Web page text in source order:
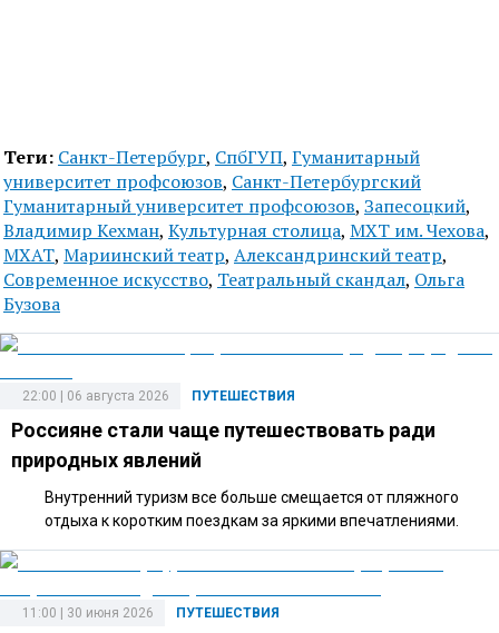
Теги: Санкт-Петербург, СпбГУП, Гуманитарный
университет профсоюзов, Санкт-Петербургский
Гуманитарный университет профсоюзов, Запесоцкий,
Владимир Кехман, Культурная столица, МХТ им. Чехова,
МХАТ, Мариинский театр, Александринский театр,
Современное искусство, Театральный скандал, Ольга
Бузова
ПУТЕШЕСТВИЯ
22:00 | 06 августа 2026
Россияне стали чаще путешествовать ради
природных явлений
Внутренний туризм все больше смещается от пляжного
отдыха к коротким поездкам за яркими впечатлениями.
ПУТЕШЕСТВИЯ
11:00 | 30 июня 2026